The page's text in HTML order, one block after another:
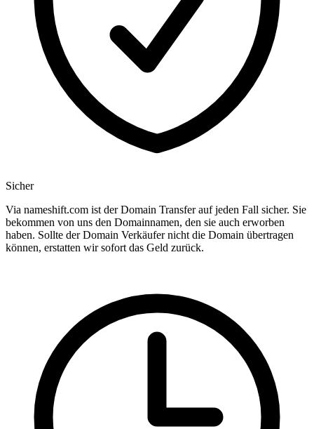
Sicher
Via nameshift.com ist der Domain Transfer auf jeden Fall sicher. Sie
bekommen von uns den Domainnamen, den sie auch erworben
haben. Sollte der Domain Verkäufer nicht die Domain übertragen
können, erstatten wir sofort das Geld zurück.